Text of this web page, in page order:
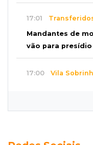
17:01
Mandantes de
vão para
17:00 Vila
Pet shop é